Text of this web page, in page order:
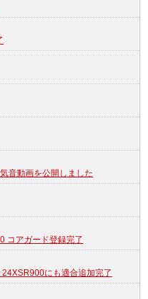
音動画を公開しました
コアガード登録完了
にも適合追加完了